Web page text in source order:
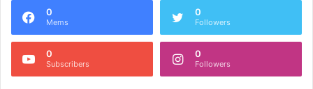
0
Mems
0
Followers
0
Subscribers
0
Followers